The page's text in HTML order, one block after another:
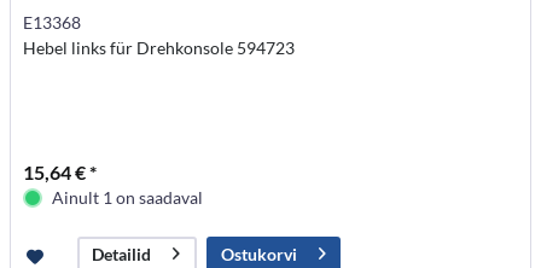
E13368
Hebel links für Drehkonsole 594723
15,64 € *
Ainult 1 on saadaval
Detailid Ostukorvi